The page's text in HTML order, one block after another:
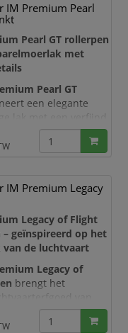
is de pen geschikt
gebruik,
journaling,
en
IM Premium Pearl
Pearl GT rollerpen
met
Pearl GT
een elegante
lak met een verfijnd
en
Het slanke,
en professionele
is de pen geschikt
gebruik,
IM Premium Legacy
Legacy of Flight
geïnspireerd op het
de luchtvaart
Legacy of
brengt het
van
een moderne en
De